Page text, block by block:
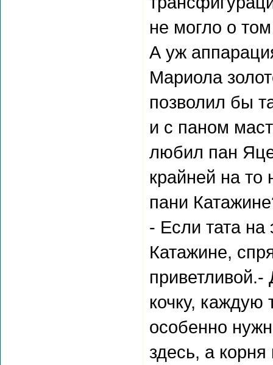
не могло о
А уж
Мариола
позволил бы
и с паном
любил пан
крайней на
пани
- Если тата на
Катажине,
кочку, каждую
особенно
здесь, а